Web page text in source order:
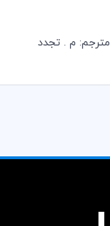
مترجم: م . تجدد